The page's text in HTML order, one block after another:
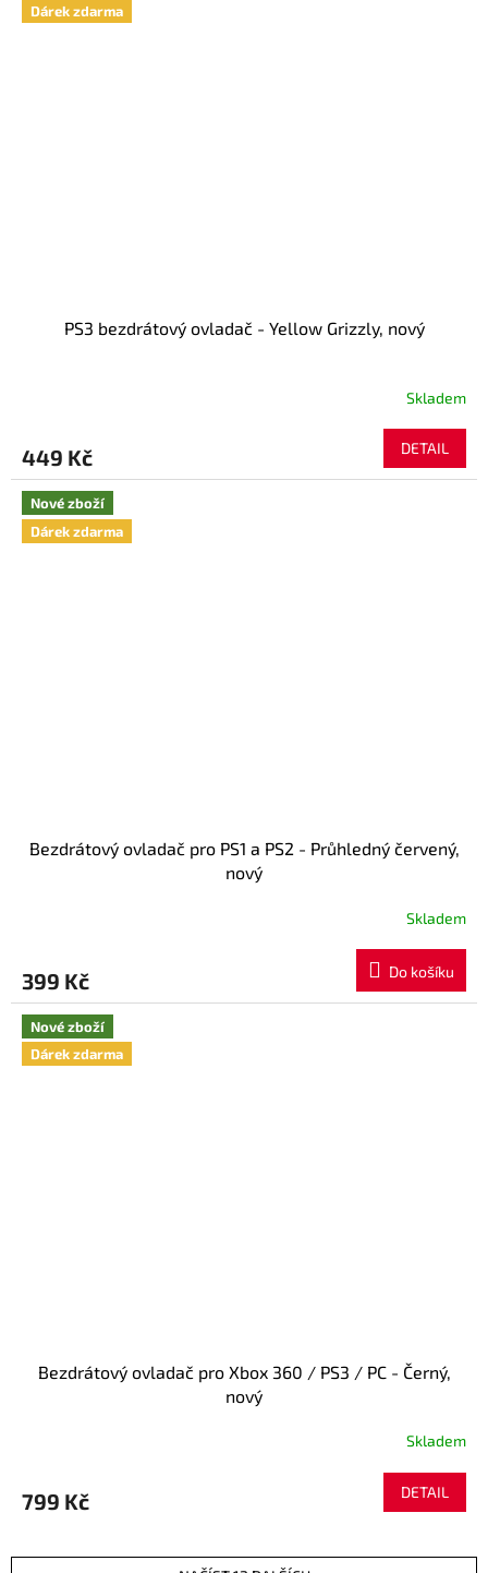
hvězdiček.
Dárek zdarma
PS3 bezdrátový ovladač - Yellow Grizzly, nový
Skladem
449 Kč DETAIL
Nové zboží
Dárek zdarma
Bezdrátový ovladač pro PS1 a PS2 - Průhledný červený,
nový
je
4,7
5
hvězdiček.
Skladem
399 Kč Do košíku
Nové zboží
Dárek zdarma
Bezdrátový ovladač pro Xbox 360 / PS3 / PC - Černý,
nový
je
Skladem
799 Kč DETAIL